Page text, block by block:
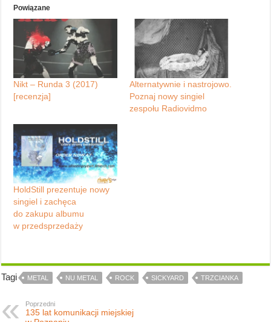
Powiązane
Nikt – Runda 3 (2017)
[recenzja]
Alternatywnie i nastrojowo.
Poznaj nowy singiel
zespołu Radiovidmo
HoldStill prezentuje nowy
singiel i zachęca
do zakupu albumu
w przedsprzedaży
Tagi METAL NU METAL ROCK SICKYARD TRZCIANKA
Poprzedni
135 lat komunikacji miejskiej